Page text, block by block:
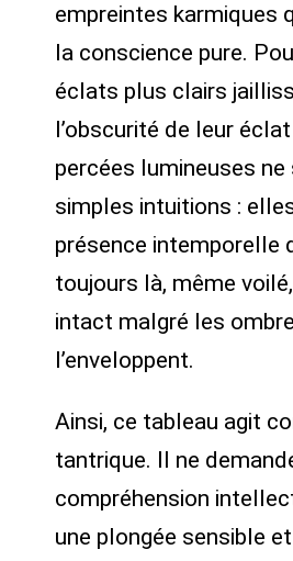
empreintes karmiques
la conscience pure.
éclats plus clairs
l’obscurité de leur
percées lumineuses
simples intuitions :
présence intemporelle
toujours là, même
intact malgré les
l’enveloppent.
Ainsi, ce tableau agit
tantrique. Il ne
compréhension
une plongée sensible